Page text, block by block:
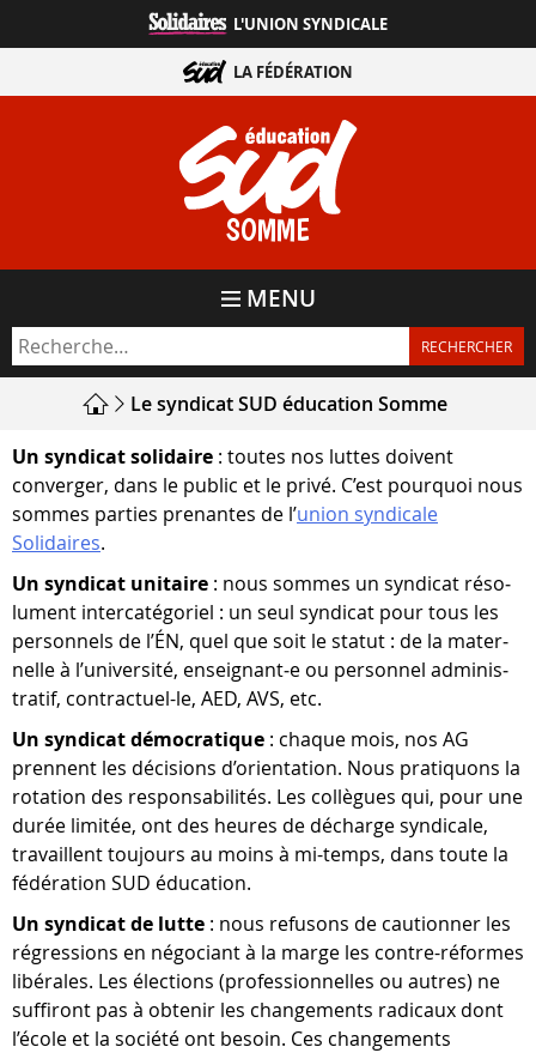
directement
contenu
SOMME
L'UNION SYNDICALE
LA FÉDÉRATION
MENU
Le syndicat SUD éducation Somme
Un syn­di­cat soli­daire : toutes nos luttes doivent
conver­ger, dans le public et le privé. C’est pour­quoi nous
sommes par­ties pre­nantes de l’union syn­di­cale
Solidaires.
Un syn­di­cat uni­taire : nous sommes un syn­di­cat réso­
lu­ment inter­ca­té­go­riel : un seul syn­di­cat pour tous les
per­son­nels de l’ÉN, quel que soit le sta­tut : de la mater­
nelle à l’u­ni­ver­sité, enseignant‑e ou per­son­nel admi­nis­
tra­tif, contractuel-​le, AED, AVS, etc.
Un syn­di­cat démo­cra­tique : chaque mois, nos AG
prennent les déci­sions d’orientation. Nous pra­ti­quons la
rota­tion des res­pon­sa­bi­li­tés. Les col­lègues qui, pour une
durée limi­tée, ont des heures de décharge syn­di­cale,
tra­vaillent tou­jours au moins à mi-​temps, dans toute la
fédé­ra­tion SUD éducation.
Un syn­di­cat de lutte : nous refu­sons de cau­tion­ner les
régres­sions en négo­ciant à la marge les contre-​réformes
libé­rales. Les élec­tions (pro­fes­sion­nelles ou autres) ne
suf­fi­ront pas à obte­nir les chan­ge­ments radi­caux dont
l’école et la société ont besoin. Ces chan­ge­ments